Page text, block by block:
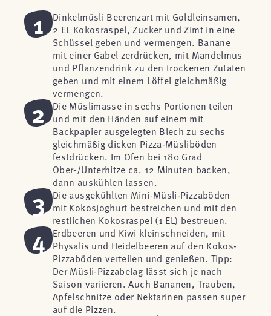
1
Dinkelmüsli Beerenzart mit Goldleinsamen,
2 EL Kokosraspel, Zucker und Zimt in eine
Schüssel geben und vermengen. Banane
mit einer Gabel zerdrücken, mit Mandelmus
und Pflanzendrink zu den trockenen Zutaten
geben und mit einem Löffel gleichmäßig
vermengen.
2
Die Müslimasse in sechs Portionen teilen
und mit den Händen auf einem mit
Backpapier ausgelegten Blech zu sechs
gleichmäßig dicken Pizza-Müsliböden
festdrücken. Im Ofen bei 180 Grad
Ober-/Unterhitze ca. 12 Minuten backen,
dann auskühlen lassen.
3
Die ausgekühlten Mini-Müsli-Pizzaböden
mit Kokosjoghurt bestreichen und mit den
restlichen Kokosraspel (1 EL) bestreuen.
4
Erdbeeren und Kiwi kleinschneiden, mit
Physalis und Heidelbeeren auf den Kokos-
Pizzaböden verteilen und genießen. Tipp:
Der Müsli-Pizzabelag lässt sich je nach
Saison variieren. Auch Bananen, Trauben,
Apfelschnitze oder Nektarinen passen super
auf die Pizzen.